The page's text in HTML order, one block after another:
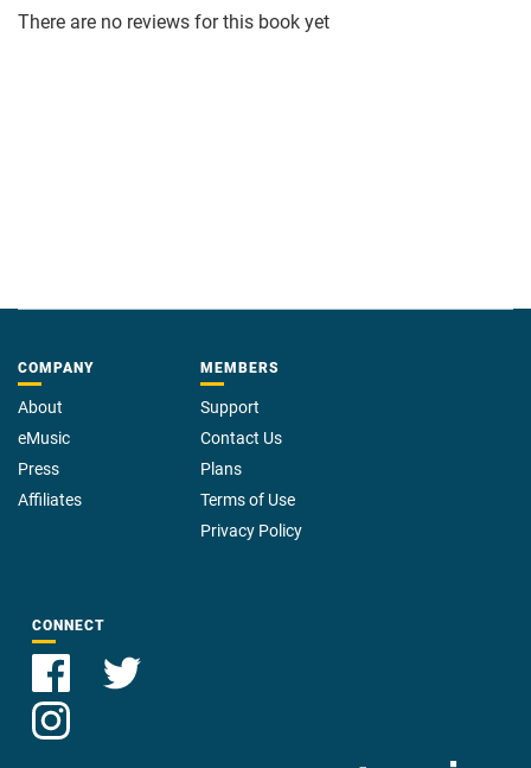
There are no reviews for this book yet
COMPANY
About
eMusic
Press
Affiliates
MEMBERS
Support
Contact Us
Plans
Terms of Use
Privacy Policy
CONNECT